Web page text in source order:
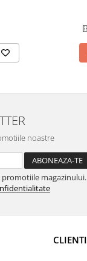
noastre
promotiile magazinului.
CLIENTI